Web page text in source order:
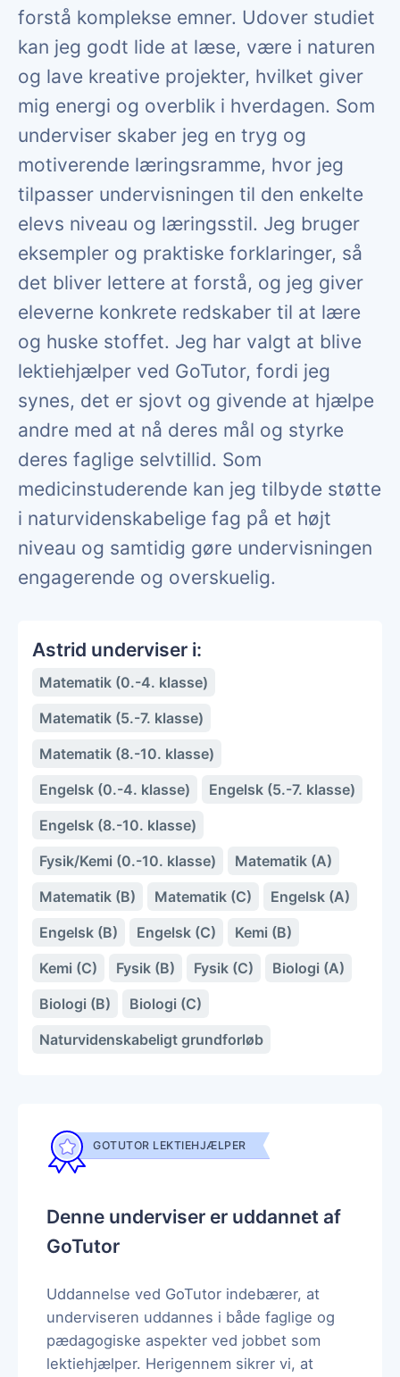
forstå komplekse emner. Udover studiet
kan jeg godt lide at læse, være i naturen
og lave kreative projekter, hvilket giver
mig energi og overblik i hverdagen. Som
underviser skaber jeg en tryg og
motiverende læringsramme, hvor jeg
tilpasser undervisningen til den enkelte
elevs niveau og læringsstil. Jeg bruger
eksempler og praktiske forklaringer, så
det bliver lettere at forstå, og jeg giver
eleverne konkrete redskaber til at lære
og huske stoffet. Jeg har valgt at blive
lektiehjælper ved GoTutor, fordi jeg
synes, det er sjovt og givende at hjælpe
andre med at nå deres mål og styrke
deres faglige selvtillid. Som
medicinstuderende kan jeg tilbyde støtte
i naturvidenskabelige fag på et højt
niveau og samtidig gøre undervisningen
engagerende og overskuelig.
Astrid underviser i:
Matematik (0.-4. klasse)
Matematik (5.-7. klasse)
Matematik (8.-10. klasse)
Engelsk (0.-4. klasse)
Engelsk (5.-7. klasse)
Engelsk (8.-10. klasse)
Fysik/Kemi (0.-10. klasse)
Matematik (A)
Matematik (B)
Matematik (C)
Engelsk (A)
Engelsk (B)
Engelsk (C)
Kemi (B)
Kemi (C)
Fysik (B) Fysik (C)
Biologi (A)
Biologi (B)
Biologi (C)
Naturvidenskabeligt grundforløb
GOTUTOR LEKTIEHJÆLPER
Denne underviser er uddannet af
GoTutor
Uddannelse ved GoTutor indebærer, at
underviseren uddannes i både faglige og
pædagogiske aspekter ved jobbet som
lektiehjælper. Herigennem sikrer vi, at